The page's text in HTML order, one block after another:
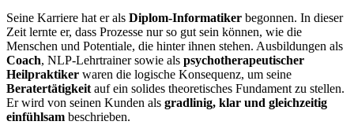
Seine Karriere hat er als Diplom-Informatiker begonnen. In dieser
Zeit lernte er, dass Prozesse nur so gut sein können, wie die
Menschen und Potentiale, die hinter ihnen stehen. Ausbildungen als
Coach, NLP-Lehrtrainer sowie als psychotherapeutischer
Heilpraktiker waren die logische Konsequenz, um seine
Beratertätigkeit auf ein solides theoretisches Fundament zu stellen.
Er wird von seinen Kunden als gradlinig, klar und gleichzeitig
einfühlsam beschrieben.